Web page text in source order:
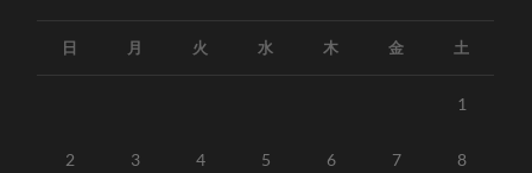
日 月 火 水 木 金 土
1
2 3 4 5 6 7 8